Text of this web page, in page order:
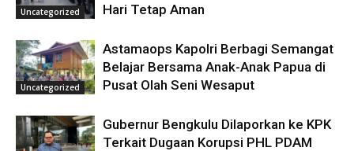
Uncategorized
Hari Tetap Aman
Uncategorized
Astamaops Kapolri Berbagi Semangat
Belajar Bersama Anak-Anak Papua di
Pusat Olah Seni Wesaput
Gubernur Bengkulu Dilaporkan ke KPK
Terkait Dugaan Korupsi PHL PDAM